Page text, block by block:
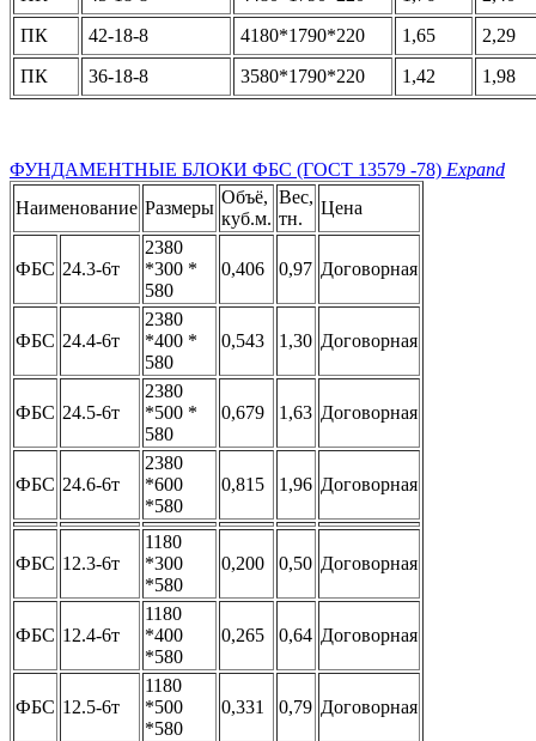
ПК
42-18-8 4180*1790*220 1,65
2,29
ПК
36-18-8 3580*1790*220 1,42 1,98
ФУНДАМЕНТНЫЕ БЛОКИ ФБС (ГОСТ 13579 -78) Expand
Наименование Размеры
Объё,
куб.м.
Вес,
тн.
Цена
ФБС 24.3-6т
2380
*300 *
580
0,406 0,97 Договорная
ФБС 24.4-6т
2380
*400 *
580
0,543 1,30 Договорная
ФБС 24.5-6т
2380
*500 *
580
0,679 1,63 Договорная
ФБС 24.6-6т
2380
*600
*580
0,815 1,96 Договорная
ФБС 12.3-6т
1180
*300
*580
0,200 0,50 Договорная
ФБС 12.4-6т
1180
*400
*580
0,265 0,64 Договорная
ФБС 12.5-6т
1180
*500
*580
0,331 0,79 Договорная